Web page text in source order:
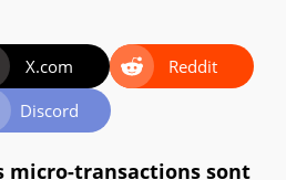
X.com
Reddit
Discord
micro-transactions sont